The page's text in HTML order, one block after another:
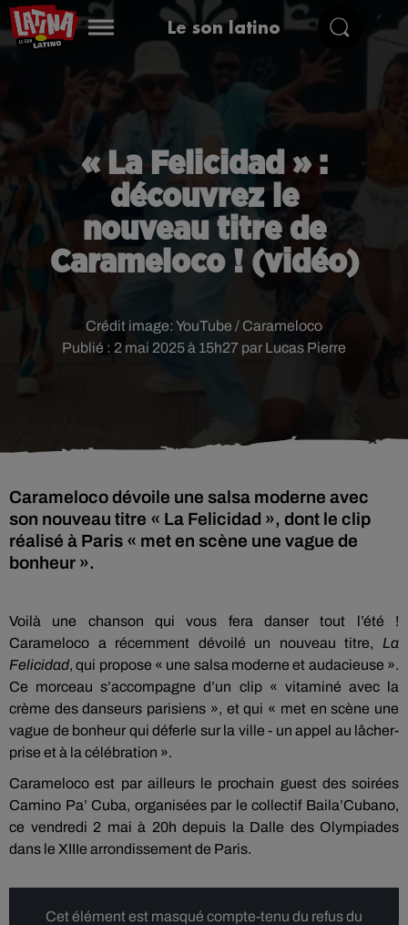
Le son latino
« La Felicidad » :
découvrez le
nouveau titre de
Carameloco ! (vidéo)
Publié : 2 mai 2025 à 15h27 par Lucas Pierre
Crédit image: YouTube / Carameloco
Carameloco dévoile une salsa moderne avec
son nouveau titre « La Felicidad », dont le clip
réalisé à Paris « met en scène une vague de
bonheur ».
Voilà une chanson qui vous fera danser tout l’été !
Carameloco a récemment dévoilé un nouveau titre, La
Felicidad, qui propose « une salsa moderne et audacieuse ».
Ce morceau s’accompagne d’un clip « vitaminé avec la
crème des danseurs parisiens », et qui « met en scène une
vague de bonheur qui déferle sur la ville - un appel au lâcher-
prise et à la célébration ».
Carameloco est par ailleurs le prochain guest des soirées
Camino Pa’ Cuba, organisées par le collectif Baila’Cubano,
ce vendredi 2 mai à 20h depuis la Dalle des Olympiades
dans le XIIIe arrondissement de Paris.
Cet élément est masqué compte-tenu du refus du